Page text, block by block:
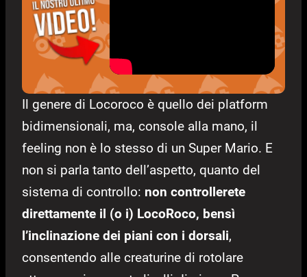
Il genere di Locoroco è quello dei platform
bidimensionali, ma, console alla mano, il
feeling non è lo stesso di un Super Mario. E
non si parla tanto dell’aspetto, quanto del
sistema di controllo: non controllerete
direttamente il (o i) LocoRoco, bensì
l’inclinazione dei piani con i dorsali,
consentendo alle creaturine di rotolare